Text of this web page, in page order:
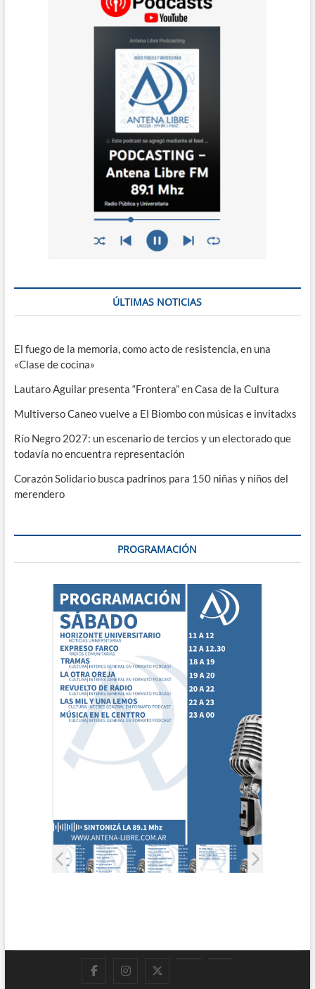
ÚLTIMAS NOTICIAS
El fuego de la memoria, como acto de resistencia, en una
«Clase de cocina»
Lautaro Aguilar presenta “Frontera” en Casa de la Cultura
Multiverso Caneo vuelve a El Biombo con músicas e invitadxs
Río Negro 2027: un escenario de tercios y un electorado que
todavía no encuentra representación
Corazón Solidario busca padrinos para 150 niñas y niños del
merendero
PROGRAMACIÓN
FacebookInstagram